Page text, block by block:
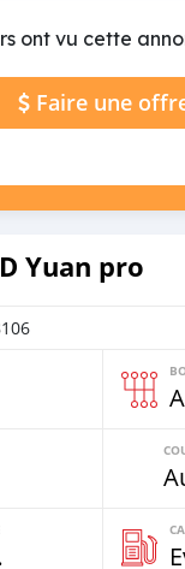
ont vu cette
Faire une
Yuan pro